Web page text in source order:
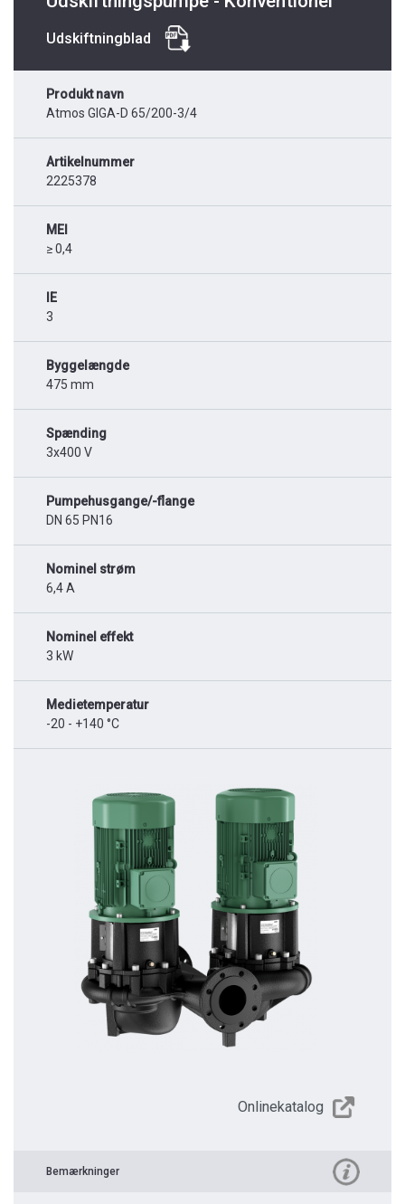
Udskiftningblad
Produkt navn
Atmos GIGA-D 65/200-3/4
Artikelnummer
2225378
MEI
≥ 0,4
IE
3
Byggelængde
475 mm
Spænding
3x400 V
Pumpehusgange/-flange
DN 65 PN16
Nominel strøm
6,4 A
Nominel effekt
3 kW
Medietemperatur
-20 - +140 °C
Onlinekatalog
Bemærkninger